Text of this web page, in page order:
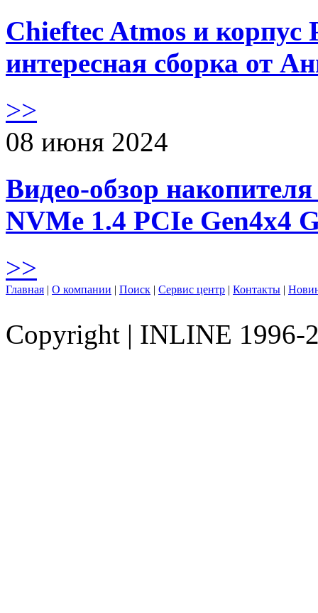
Chieftec Atmos и корпус
интересная сборка от
>>
08 июня 2024
Видео-обзор
NVMe 1.4 PCIe Gen4х4
>>
Главная | О компании | Поиск | Сервис центр | Контакты |
Copyright | INLINE 1996-